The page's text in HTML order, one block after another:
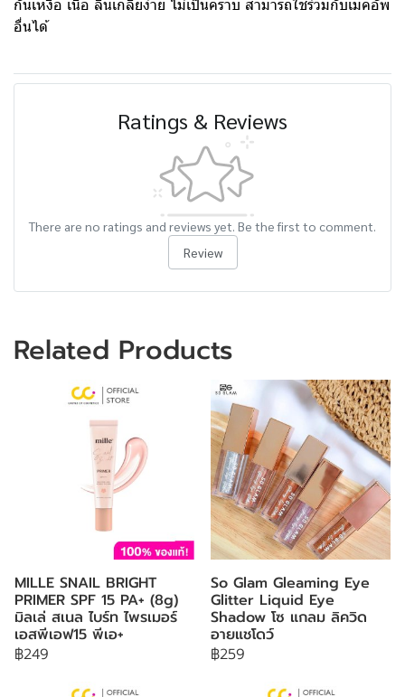
กันเหงื่อ เนื้อ ลื่นเกลี่ยง่าย ไม่เป็นคราบ สามารถใช่ร่วมกับเมคอัพ
อื่นได้
Ratings & Reviews
There are no ratings and reviews yet. Be the first to comment.
Review
Related Products
MILLE SNAIL BRIGHT
PRIMER SPF 15 PA+ (8g)
มิลเล่ สเนล ไบร์ท ไพรเมอร์
เอสพีเอฟ15 พีเอ+
฿249
So Glam Gleaming Eye
Glitter Liquid Eye
Shadow โซ แกลม ลิควิด
อายแชโดว์
฿259